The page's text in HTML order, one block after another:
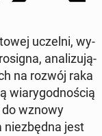
uczelni, wy­
ana­li­zu­ją­
na rozwój raka
wia­ry­god­no­ścią
wznowy
nie­zbęd­na jest